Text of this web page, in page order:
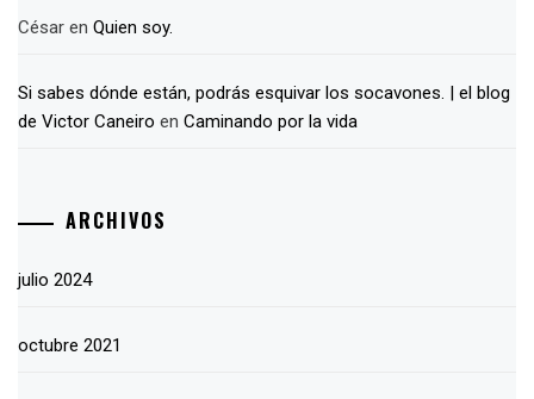
César en Quien soy.
Si sabes dónde están, podrás esquivar los socavones. | el blog
de Victor Caneiro en Caminando por la vida
ARCHIVOS
julio 2024
octubre 2021